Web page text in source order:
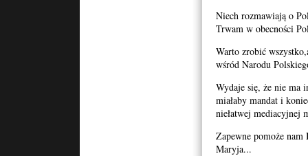
Niech rozmawiają o
Trwam w obecności
Warto zrobić
wśród Narodu
Wydaje się, że nie ma
miałaby mandat i
niełatwej mediacyjnej
Zapewne pomoże
Maryja...